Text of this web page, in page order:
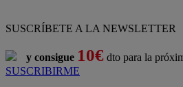
SUSCRÍBETE A LA NEWSLETTER
y consigue 10€ dto para la
SUSCRIBIRME